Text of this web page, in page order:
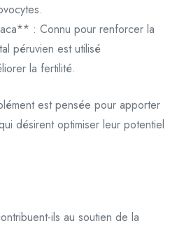
: Connu pour renforcer la
péruvien est utilisé
la fertilité.
est pensée pour apporter
désirent optimiser leur potentiel
ils au soutien de la